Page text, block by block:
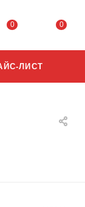
0 0
ЛИСТ